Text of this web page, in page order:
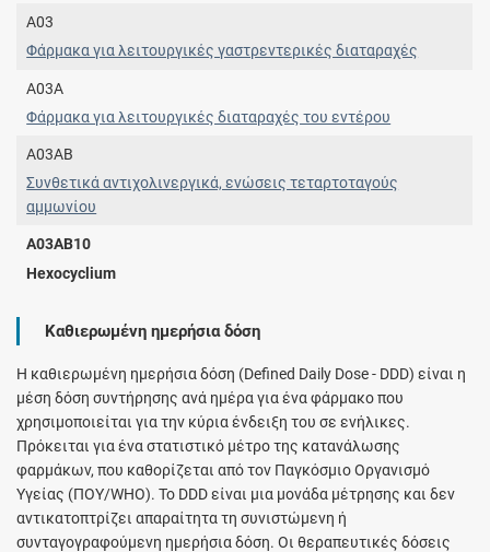
A03
Φάρμακα για λειτουργικές γαστρεντερικές διαταραχές
A03A
Φάρμακα για λειτουργικές διαταραχές του εντέρου
A03AB
Συνθετικά αντιχολινεργικά, ενώσεις τεταρτοταγούς
αμμωνίου
A03AB10
Hexocyclium
Καθιερωμένη ημερήσια δόση
H καθιερωμένη ημερήσια δόση (Defined Daily Dose - DDD) είναι η
μέση δόση συντήρησης ανά ημέρα για ένα φάρμακο που
χρησιμοποιείται για την κύρια ένδειξη του σε ενήλικες.
Πρόκειται για ένα στατιστικό μέτρο της κατανάλωσης
φαρμάκων, που καθορίζεται από τον Παγκόσμιο Οργανισμό
Υγείας (ΠΟΥ/WHO). Το DDD είναι μια μονάδα μέτρησης και δεν
αντικατοπτρίζει απαραίτητα τη συνιστώμενη ή
συνταγογραφούμενη ημερήσια δόση. Οι θεραπευτικές δόσεις